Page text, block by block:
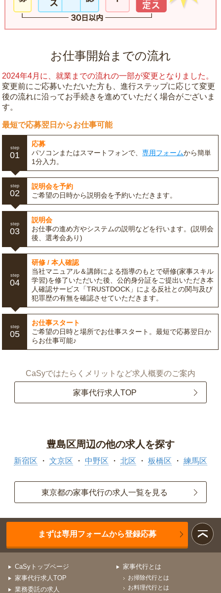
お仕事開始までの流れ
2024年4月に、就業までの流れの一部が変更となりました。
変更前にご応募いただいた方も、進行ステップに応じて変更
後の流れに沿ってお手続きを進めていただく場合がございま
す。
最短で応募翌日からお仕事可能
step
01
応募
パソコンまたはスマートフォンで、専用フォームから簡単
1分入力。
step
02
説明会を予約
ご希望の日時から説明会を予約いただきます。
step
03
説明会
お仕事の進め方やシステムの説明などを行います。(説明会
後、選考会あり)
step
04
研修 / 本人確認
当社マニュアル＆講師による指導のもとで研修(家事スキル
学習)を修了いただいた後、公的身分証をご提出いただき本
人確認サービス「TRUSTDOCK」による反社との関与及び
犯罪歴の有無を確認させていただきます。
step
05
お仕事スタート
ご希望の日時と場所でお仕事スタート。最短で応募翌日か
らお仕事可能♪
CaSyではたらくメリットなど求人概要のご案内
家事代行求人TOP
豊島区周辺の他の求人を探す
新宿区 文京区 中野区 北区 板橋区 練馬区
東京都の家事代行の求人一覧を見る
まずは専用フォームから登録応募
CaSyトップページ
家事代行求人TOP
業務委託の求人
家事代行とは
お掃除代行とは
お料理代行とは